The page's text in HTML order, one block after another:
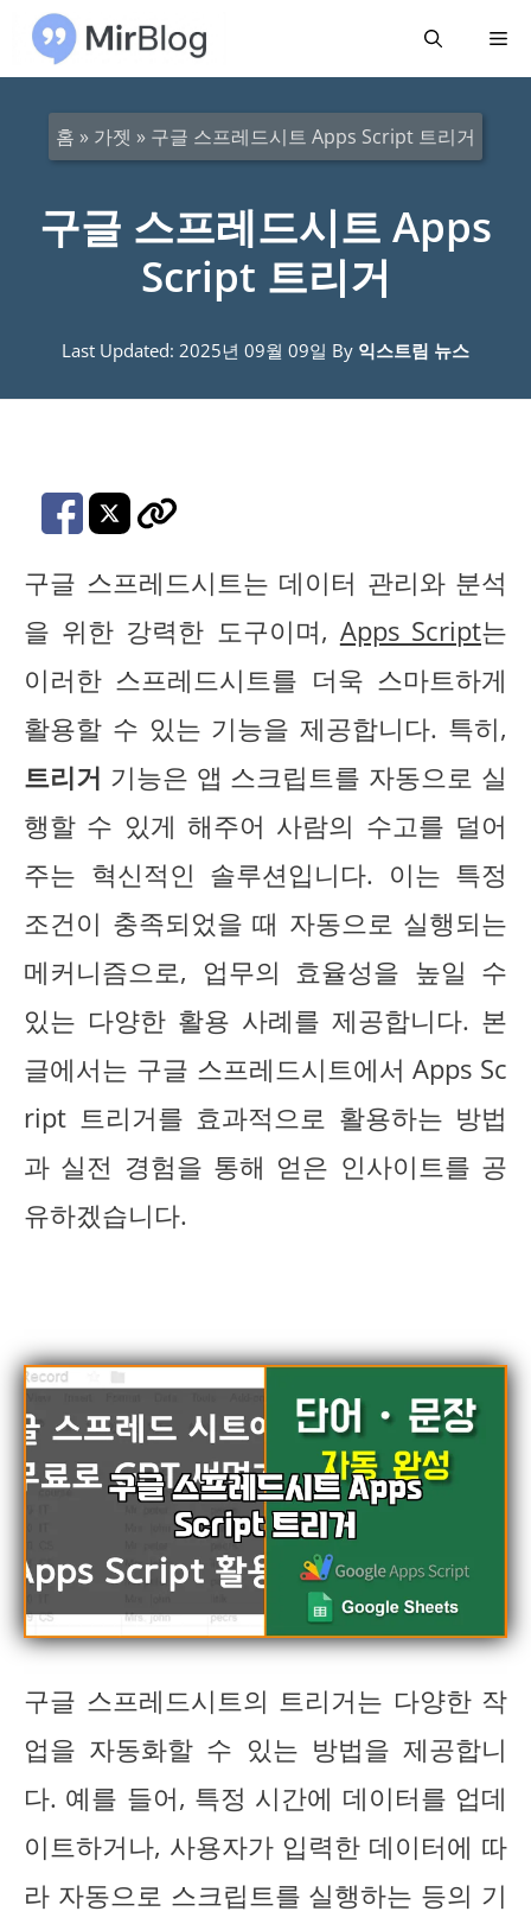
메
홈 » 가젯 » 구글 스프레드시트 Apps Script 트리거
구글 스프레드시트 Apps
Script 트리거
Last Updated: 2025년 09월 09일 By 익스트림 뉴스
구글 스프레드시트는 데이터 관리와 분석
을 위한 강력한 도구이며, Apps Script는
이러한 스프레드시트를 더욱 스마트하게
활용할 수 있는 기능을 제공합니다. 특히,
트리거 기능은 앱 스크립트를 자동으로 실
행할 수 있게 해주어 사람의 수고를 덜어
주는 혁신적인 솔루션입니다. 이는 특정
조건이 충족되었을 때 자동으로 실행되는
메커니즘으로, 업무의 효율성을 높일 수
있는 다양한 활용 사례를 제공합니다. 본
글에서는 구글 스프레드시트에서 Apps Sc
ript 트리거를 효과적으로 활용하는 방법
과 실전 경험을 통해 얻은 인사이트를 공
유하겠습니다.
구글 스프레드시트의 트리거는 다양한 작
업을 자동화할 수 있는 방법을 제공합니
다. 예를 들어, 특정 시간에 데이터를 업데
이트하거나, 사용자가 입력한 데이터에 따
라 자동으로 스크립트를 실행하는 등의 기